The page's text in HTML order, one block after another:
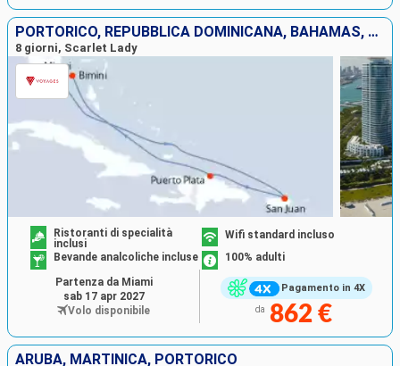
PORTORICO, REPUBBLICA DOMINICANA, BAHAMAS, STATI UNITI
8 giorni, Scarlet Lady
Pagamento in 4X
Ristoranti di specialità
inclusi
Wifi standard incluso
Bevande analcoliche incluse
100% adulti
da 862 €
Partenza da Miami
sab 17 apr 2027
Volo disponibile
ARUBA, MARTINICA, PORTORICO